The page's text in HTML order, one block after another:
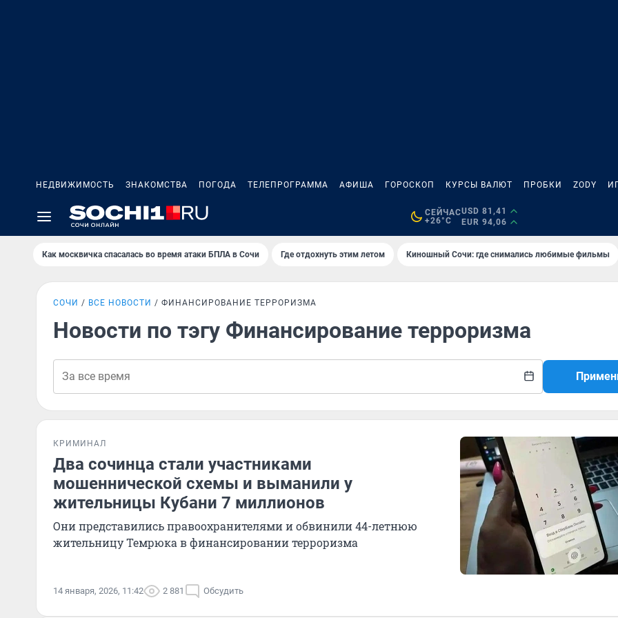
НЕДВИЖИМОСТЬ ЗНАКОМСТВА ПОГОДА ТЕЛЕПРОГРАММА АФИША ГОРОСКОП КУРСЫ ВАЛЮТ ПРОБКИ ZODY
СЕЙЧАС
+26°C
USD 81,41
EUR 94,06
Как москвичка спасалась во время атаки БПЛА в Сочи Где отдохнуть этим летом Киношный Сочи: где снимались любимые фильмы
СОЧИ ВСЕ НОВОСТИ ФИНАНСИРОВАНИЕ ТЕРРОРИЗМА
Новости по тэгу Финансирование терроризма
КРИМИНАЛ
Два сочинца стали участниками
мошеннической схемы и выманили у
жительницы Кубани 7 миллионов
Они представились правоохранителями и обвинили 44-летнюю
жительницу Темрюка в финансировании терроризма
14 января, 2026, 11:42 2 881 Обсудить